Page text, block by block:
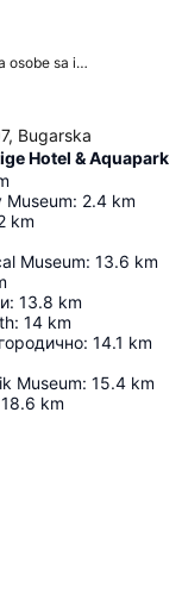
Parking sa prilazom za osobe sa invaliditetom
Bugarska
Hotel & Aquapark
Museum: 2.4 km
km
Museum: 13.6 km
: 13.8 km
: 14 km
: 14.1 km
Museum: 15.4 km
18.6 km